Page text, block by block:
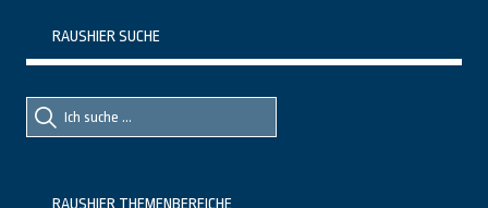
RAUSHIER SUCHE
Suche
nach::
Suche
nach:
RAUSHIER THEMENBEREICHE